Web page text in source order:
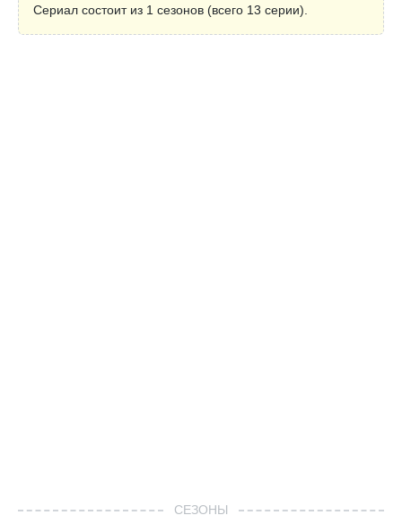
Сериал состоит из 1 сезонов (всего 13 серии).
СЕЗОНЫ